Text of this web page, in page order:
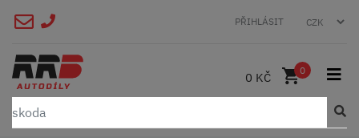
PŘIHLÁSIT
0 KČ 0